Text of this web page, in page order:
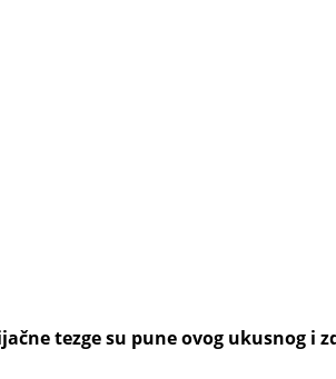
tezge su pune ovog ukusnog i